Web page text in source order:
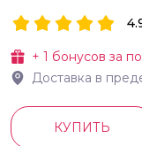
+ 1 бонусов за
Доставка в
КУПИТЬ